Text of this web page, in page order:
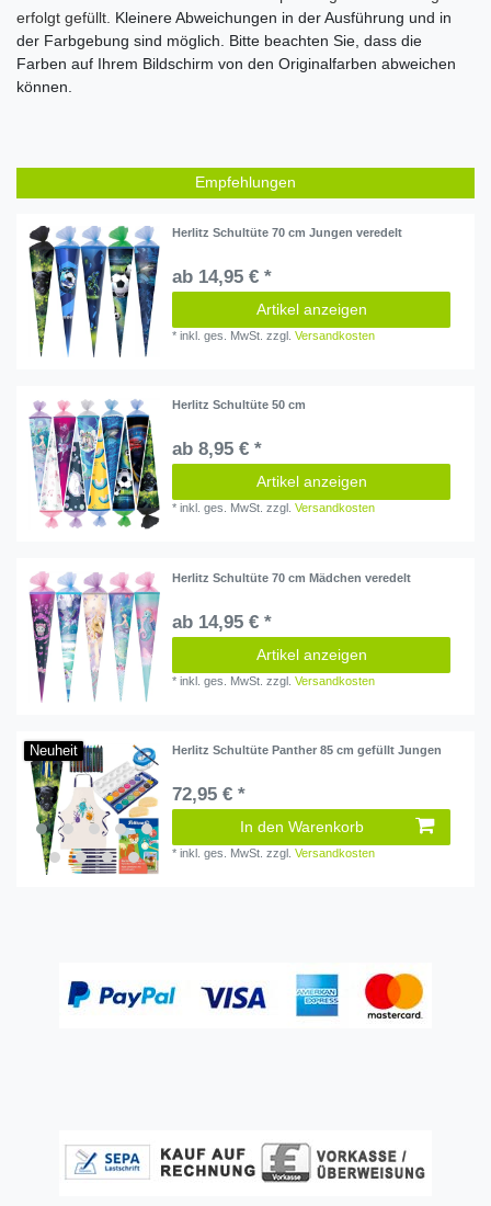
erfolgt gefüllt. Kleinere Abweichungen in der Ausführung und in
der Farbgebung sind möglich. Bitte beachten Sie, dass die
Farben auf Ihrem Bildschirm von den Originalfarben abweichen
können.
Empfehlungen
Herlitz Schultüte 70 cm Jungen veredelt
ab 14,95 € *
Artikel anzeigen
*inkl. ges. MwSt. zzgl.Versandkosten
Herlitz Schultüte 50 cm
ab 8,95 € *
Artikel anzeigen
*inkl. ges. MwSt. zzgl.Versandkosten
Herlitz Schultüte 70 cm Mädchen veredelt
ab 14,95 € *
Artikel anzeigen
*inkl. ges. MwSt. zzgl.Versandkosten
Neuheit Herlitz Schultüte Panther 85 cm gefüllt Jungen
72,95 € *
In den Warenkorb
*inkl. ges. MwSt. zzgl.Versandkosten